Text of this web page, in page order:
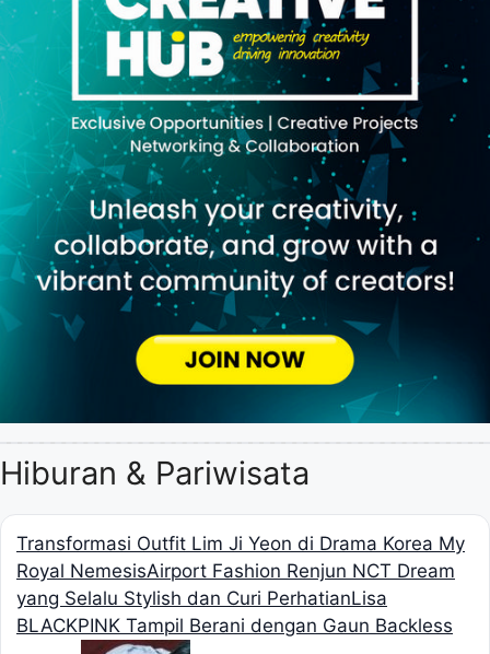
Hiburan & Pariwisata
Transformasi Outfit Lim Ji Yeon di Drama Korea My
Royal NemesisAirport Fashion Renjun NCT Dream
yang Selalu Stylish dan Curi PerhatianLisa
BLACKPINK Tampil Berani dengan Gaun Backless